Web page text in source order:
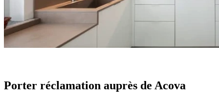
Porter réclamation auprès de Acova